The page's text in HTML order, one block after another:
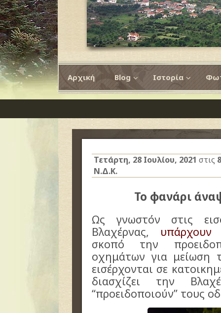
Αρχική Blog Ιστορία
Τετάρτη, 28 Ιουλίου, 2021 στις
Ν.Δ.Κ.
Το φανάρι
Ως γνωστόν στις
Βλαχέρνας, υπάρχουν
σκοπό την
οχημάτων για μείωση
εισέρχονται σε
διασχίζει την
“προειδοποιούν” τους